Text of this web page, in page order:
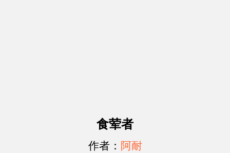
食荤者
作者： 阿耐